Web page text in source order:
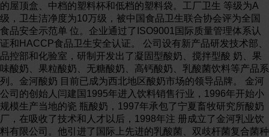
的屋顶盒、中档的塑料杯和低档的塑料袋。工厂卫生 等级为A
级，卫生洁净度为10万级，被中国食品卫生联合协会评为全国
食品安全示范单 位。企业通过了ISO9001国际质量管理体系认
证和HACCP食品卫生安全认证。 公司设有新产品研发技术部、
品控部和化验室，研制开发出了凝固型酸奶、搅拌型酸 奶、果
味酸奶、果粒酸奶、无糖酸奶、高钙酸奶、乳酸菌饮料等产品系
列。金河酸奶 目前已成为西北地区酸奶市场的领导品牌。 金河
公司的创始人闫建国1995年进入饮料销售行业，1996年开始小
规模生产当地的瓷 瓶酸奶，1997年承包了宁夏畜牧研究所酸奶
厂，在吸收了技术和人才以后，1998年注 册成立了金河乳业饮
料有限公司。他引进了国际上先进的乳酸菌、双歧杆菌复合菌种